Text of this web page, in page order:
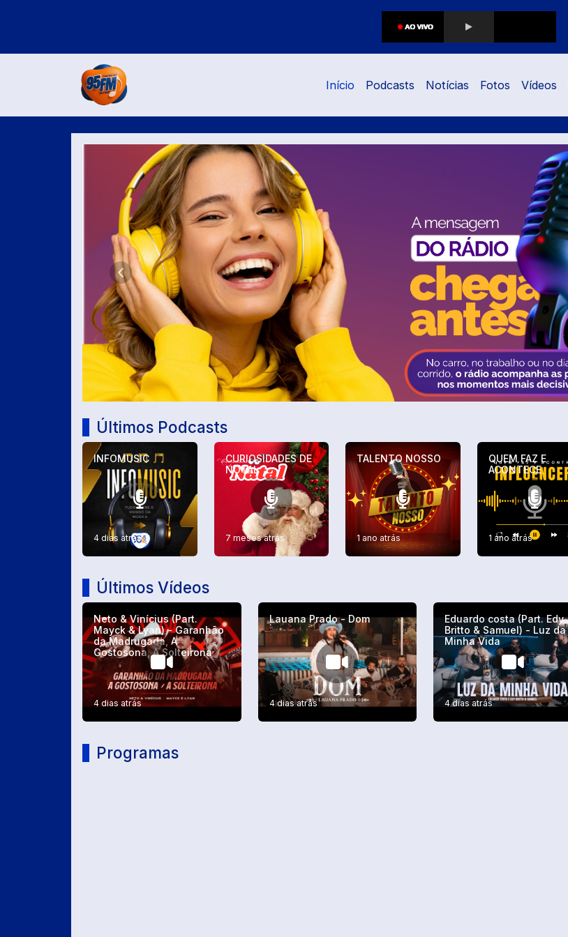
Início Podcasts Notícias Fotos Vídeos
95 FM CASTRO
Anterior
Últimos Podcasts
INFOMUSIC
4 dias atrás
CURIOSIDADES DE
NOTAL
7 meses atrás
TALENTO NOSSO
1 ano atrás
QUEM FAZ E
ACONTECE
1 ano atrás
Últimos Vídeos
Neto & Vinícius (Part.
Mayck & Lyan) - Garanhão
da Madrugada, A
Gostosona, A Solteirona
4 dias atrás
Lauana Prado - Dom
4 dias atrás
Eduardo costa (Part. Edy
Britto & Samuel) - Luz da
Minha Vida
4 dias atrás
Programas